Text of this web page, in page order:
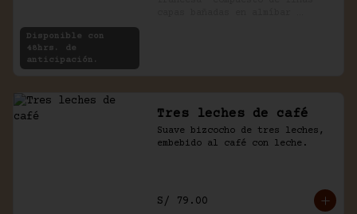
Disponible con
48hrs. de
anticipación.
Tres leches de café
Suave bizcocho de tres leches,
embebido al café con leche.
S/ 79.00